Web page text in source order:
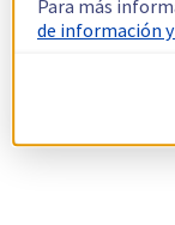
Para más
de información